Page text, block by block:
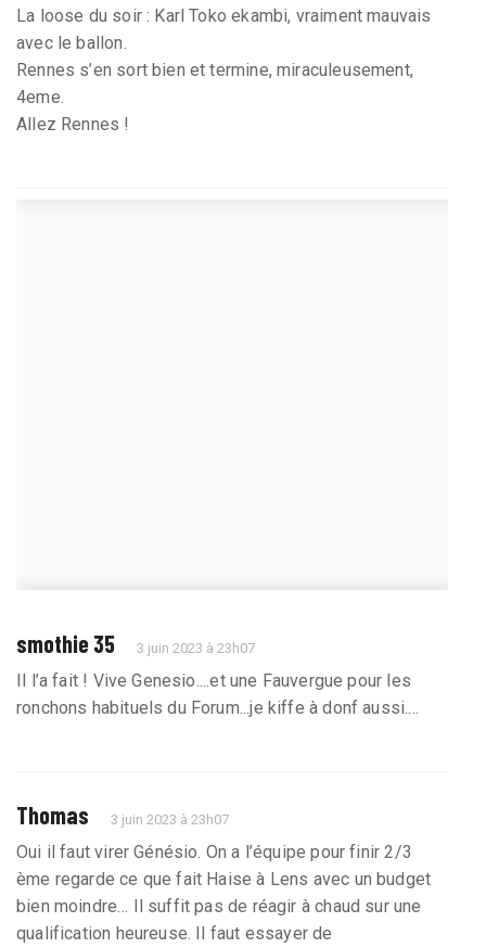
La loose du soir : Karl Toko ekambi, vraiment mauvais
avec le ballon.
Rennes s’en sort bien et termine, miraculeusement,
4eme.
Allez Rennes !
smothie 35 3 juin 2023 à 23h07
Il l’a fait ! Vive Genesio....et une Fauvergue pour les
ronchons habituels du Forum...je kiffe à donf aussi....
Thomas 3 juin 2023 à 23h07
Oui il faut virer Génésio. On a l’équipe pour finir 2/3
ème regarde ce que fait Haise à Lens avec un budget
bien moindre… Il suffit pas de réagir à chaud sur une
qualification heureuse. Il faut essayer de